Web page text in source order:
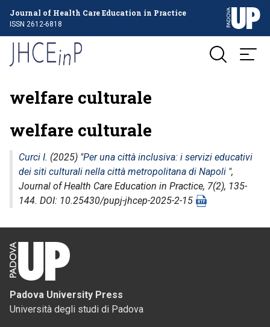
Journal of Health Care Education in Practice
ISSN 2612-6818
welfare culturale
welfare culturale
Curci I. (2025) "Per una città inclusiva: i servizi educativi
dei siti culturali nella città metropolitana di Napoli ",
Journal of Health Care Education in Practice, 7(2), 135-
144. DOI: 10.25430/pupj-jhcep-2025-2-15
Padova University Press
Università degli studi di Padova